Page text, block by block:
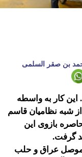
بن صقر السلمى
کار به واسطه
شبه نظامیان قاسم
بازوی این
گرفت.
موصل عراق و حلب